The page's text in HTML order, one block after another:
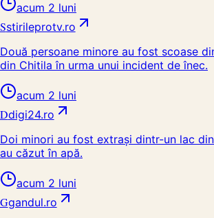
acum 2 luni
Sstirileprotv.ro
Două persoane minore au fost scoase
din Chitila în urma unui incident de înec.
acum 2 luni
Ddigi24.ro
Doi minori au fost extrași dintr-un lac
au căzut în apă.
acum 2 luni
Ggandul.ro